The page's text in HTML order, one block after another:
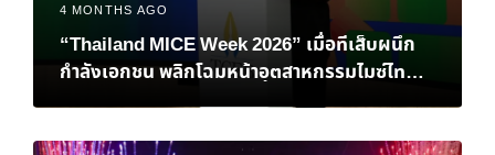
4 MONTHS AGO
“Thailand MICE Week 2026” เมื่อทีเส็บผนึก
กำลังเอกชน พลิกโฉมหน้าอุตสาหกรรมไมซ์ไทยสู่
เวทีโลก